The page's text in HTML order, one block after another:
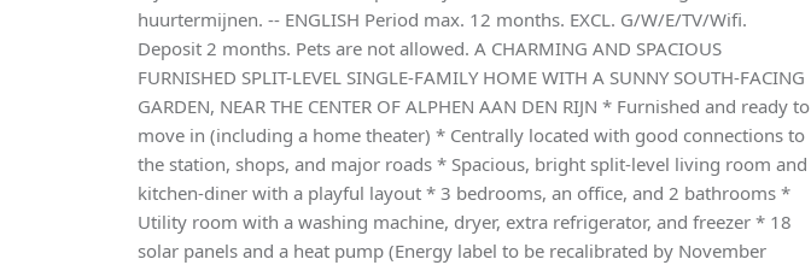
huurtermijnen. -- ENGLISH Period max. 12 months. EXCL. G/W/E/TV/Wifi.
Deposit 2 months. Pets are not allowed. A CHARMING AND SPACIOUS
FURNISHED SPLIT-LEVEL SINGLE-FAMILY HOME WITH A SUNNY SOUTH-FACING
GARDEN, NEAR THE CENTER OF ALPHEN AAN DEN RIJN * Furnished and ready to
move in (including a home theater) * Centrally located with good connections to
the station, shops, and major roads * Spacious, bright split-level living room and
kitchen-diner with a playful layout * 3 bedrooms, an office, and 2 bathrooms *
Utility room with a washing machine, dryer, extra refrigerator, and freezer * 18
solar panels and a heat pump (Energy label to be recalibrated by November